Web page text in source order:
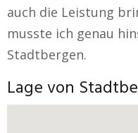
auch die Leistung
musste ich genau
Stadtbergen.
Lage von